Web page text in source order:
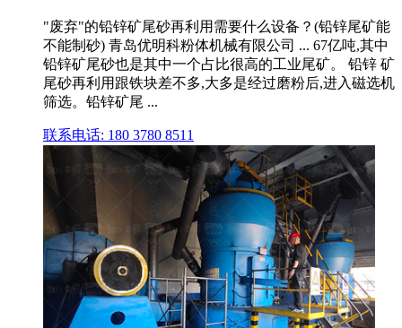
"废弃"的铅锌矿尾砂再利用需要什么设备？(铅锌尾矿能
不能制砂) 青岛优明科粉体机械有限公司 ... 67亿吨,其中
铅锌矿尾砂也是其中一个占比很高的工业尾矿。 铅锌 矿
尾砂再利用跟铁块差不多,大多是经过磨粉后,进入磁选机
筛选。铅锌矿尾 ...
联系电话: 180 3780 8511